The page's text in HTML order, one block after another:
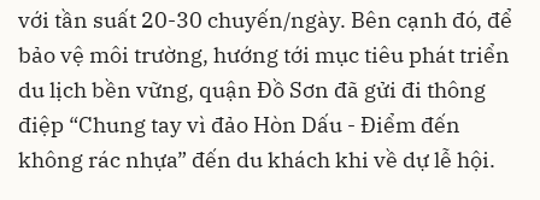
với tần suất 20-30 chuyến/ngày. Bên cạnh đó, để
bảo vệ môi trường, hướng tới mục tiêu phát triển
du lịch bền vững, quận Đồ Sơn đã gửi đi thông
điệp “Chung tay vì đảo Hòn Dấu - Điểm đến
không rác nhựa” đến du khách khi về dự lễ hội.